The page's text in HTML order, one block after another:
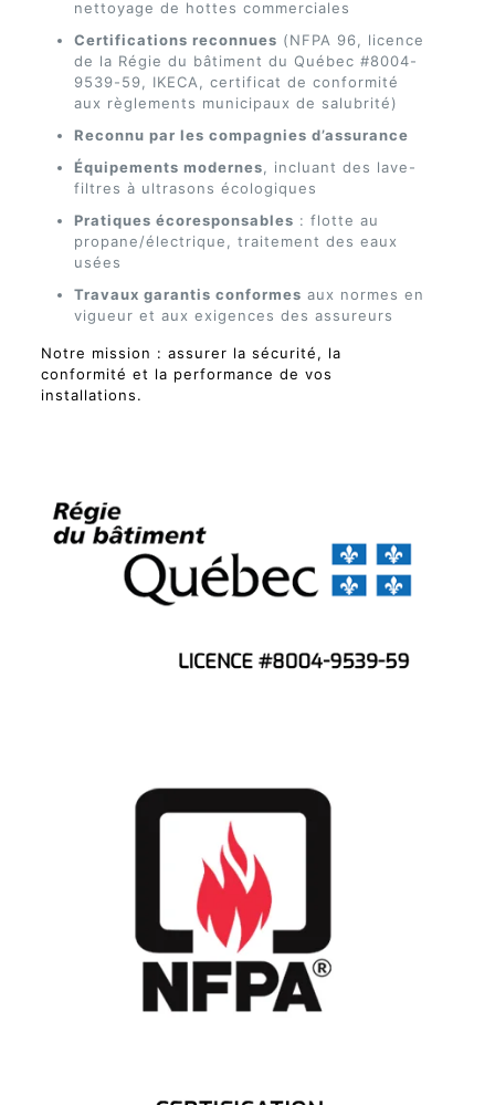
nettoyage de hottes commerciales
Certifications reconnues (NFPA 96, licence
de la Régie du bâtiment du Québec #8004-
9539-59, IKECA, certificat de conformité
aux règlements municipaux de salubrité)
Reconnu par les compagnies d’assurance
Équipements modernes, incluant des lave-
filtres à ultrasons écologiques
Pratiques écoresponsables : flotte au
propane/électrique, traitement des eaux
usées
Travaux garantis conformes aux normes en
vigueur et aux exigences des assureurs
Notre mission : assurer la sécurité, la
conformité et la performance de vos
installations.